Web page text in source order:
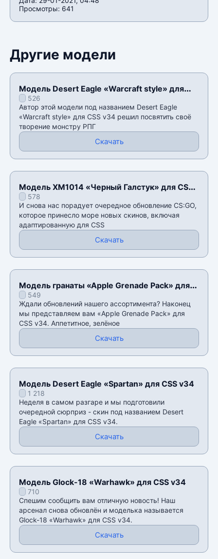
Просмотры: 641
Другие модели
Модель Desert Eagle «Warcraft style» для
CSS v34
526
Автор этой модели под названием Desert Eagle
«Warcraft style» для CSS v34 решил посвятить своё
творение монстру РПГ
Скачать
Модель XM1014 «Черный Галстук» для CSS
v34578
И снова нас порадует очередное обновление CS:GO,
которое принесло море новых скинов, включая
адаптированную для CSS
Скачать
Модель гранаты «Apple Grenade Pack» для
CSS v34
549
Ждали обновлений нашего ассортимента? Наконец
мы представляем вам «Apple Grenade Pack» для
CSS v34. Аппетитное, зелёное
Скачать
Модель Desert Eagle «Spartan» для CSS v34
1 218
Неделя в самом разгаре и мы подготовили
очередной сюрприз - скин под названием Desert
Eagle «Spartan» для CSS v34.
Скачать
Модель Glock-18 «Warhawk» для CSS v34
710
Спешим сообщить вам отличную новость! Наш
арсенал снова обновлён и моделька называется
Glock-18 «Warhawk» для CSS v34.
Скачать